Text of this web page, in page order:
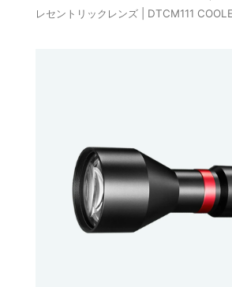
レセントリックレンズ | DTCM111